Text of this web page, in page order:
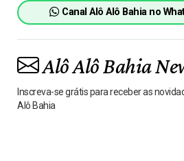
Canal Alô Alô Bahia no
Alô Alô Bahia
Inscreva-se grátis para receber as
Alô Bahia